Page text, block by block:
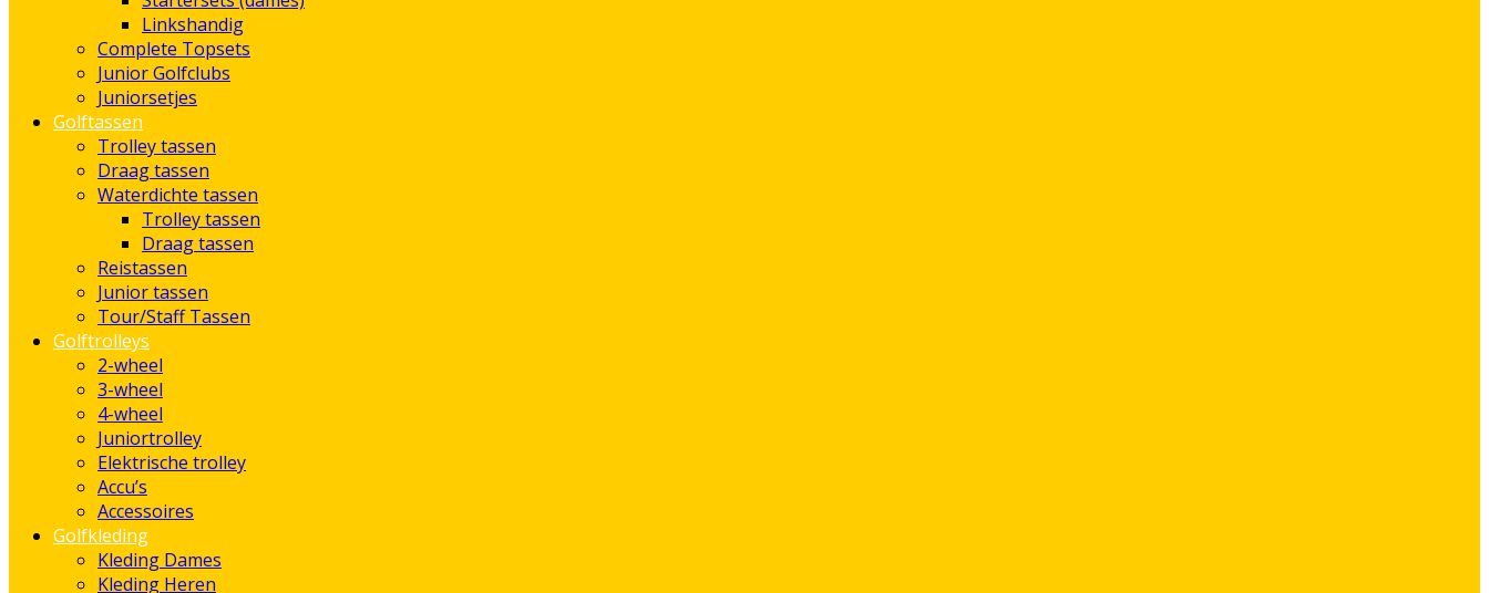
Linkshandig
Complete Topsets
Junior Golfclubs
Juniorsetjes
Golftassen
Trolley tassen
Draag tassen
Waterdichte tassen
Trolley tassen
Draag tassen
Reistassen
Junior tassen
Tour/Staff Tassen
Golftrolleys
2-wheel
3-wheel
4-wheel
Juniortrolley
Elektrische trolley
Accu’s
Accessoires
Golfkleding
Kleding Dames
Kleding Heren